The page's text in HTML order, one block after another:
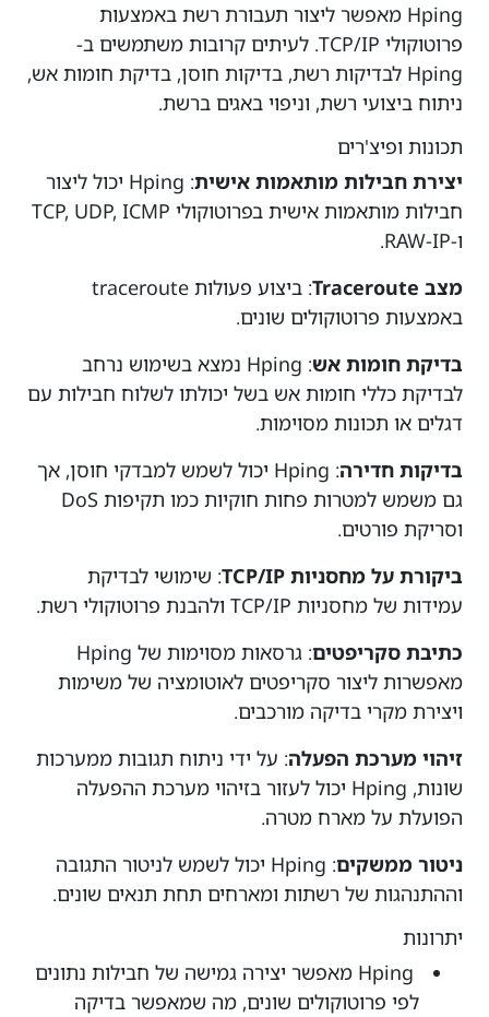
Hping מאפשר ליצור תעבורת רשת באמצעות
פרוטוקולי TCP/IP. לעיתים קרובות משתמשים ב-
Hping לבדיקות רשת, בדיקות חוסן, בדיקת חומות אש,
ניתוח ביצועי רשת, וניפוי באגים ברשת.
תכונות ופיצ'רים
יצירת חבילות מותאמות אישית
: Hping יכול ליצור
חבילות מותאמות אישית בפרוטוקולי TCP, UDP, ICMP
ו-RAW-IP.
מצב Traceroute
: ביצוע פעולות traceroute
באמצעות פרוטוקולים שונים.
בדיקת חומות אש
: Hping נמצא בשימוש נרחב
לבדיקת כללי חומות אש בשל יכולתו לשלוח חבילות עם
דגלים או תכונות מסוימות.
בדיקות חדירה
: Hping יכול לשמש למבדקי חוסן, אך
גם משמש למטרות פחות חוקיות כמו תקיפות DoS
וסריקת פורטים.
ביקורת על מחסניות TCP/IP
: שימושי לבדיקת
עמידות של מחסניות TCP/IP ולהבנת פרוטוקולי רשת.
כתיבת סקריפטים
: גרסאות מסוימות של Hping
מאפשרות ליצור סקריפטים לאוטומציה של משימות
ויצירת מקרי בדיקה מורכבים.
זיהוי מערכת הפעלה: על ידי ניתוח תגובות ממערכות
שונות, Hping יכול לעזור בזיהוי מערכת ההפעלה
הפועלת על מארח מטרה.
ניטור ממשקים
: Hping יכול לשמש לניטור התגובה
וההתנהגות של רשתות ומארחים תחת תנאים שונים.
יתרונות
Hping מאפשר יצירה גמישה של חבילות נתונים
לפי פרוטוקולים שונים, מה שמאפשר בדיקה